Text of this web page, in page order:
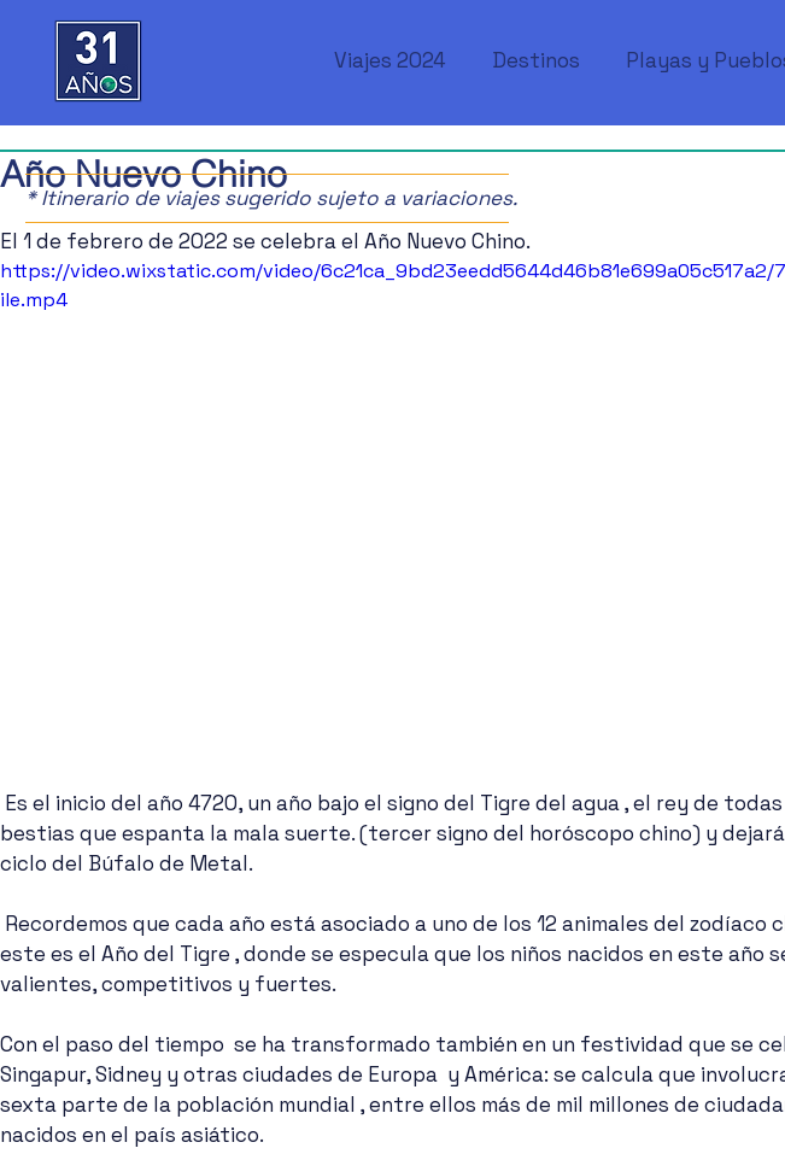
Viajes 2024 Destinos Playas y
Año Nuevo Chino
El 1 de febrero de 2022 se celebra el Año Nuevo Chino.
https://video.wixstatic.com/video/
ile.mp4
bestias que espanta la mala suerte. (tercer signo del horóscopo chino) y
ciclo del Búfalo de Metal.
este es el Año del Tigre , donde se especula que los niños nacidos en este año
valientes, competitivos y fuertes.
Con el paso del tiempo  se ha transformado también en un festividad que se
Singapur, Sidney y otras ciudades de Europa  y América: se calcula que
sexta parte de la población mundial , entre ellos más de mil millones de
nacidos en el país asiático.
* Itinerario de viajes sugerido sujeto a variaciones.